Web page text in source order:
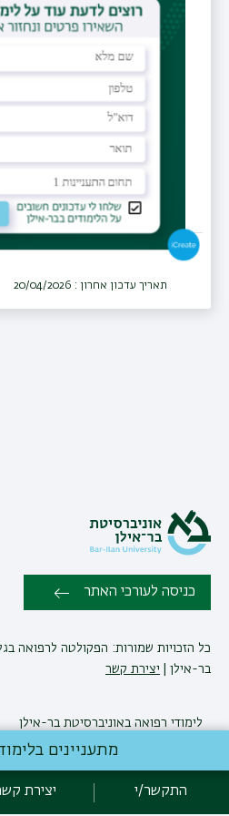
המרכז הרפואי לגליל,
מחלקה
פנימית
תאריך עדכון אחרון : 20/04/2026
כניסה לעורכי האתר
כל הזכויות שמורות: הפקולטה לרפואה
בר-אילן | יצירת קשר
לימודי רפואהבאוניברסיטת בר-אילן
אגף תקשוב, אוניברסיטת בר-
אקדימה בר-אילן
מתעניינים
התקשר/י יצירת